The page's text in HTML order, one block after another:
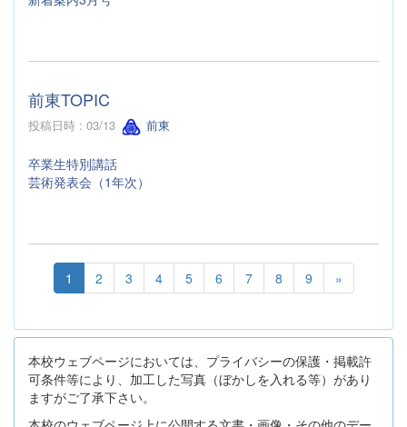
前東TOPIC
投稿日時 : 03/13 前東
卒業生特別講話
芸術発表会（1年次）
1 2 3 4 5 6 7 8 9 »
本校ウェブページにおいては、プライバシーの保護・掲載許
可条件等により、加工した写真（ぼかしを入れる等）があり
ますがご了承下さい。